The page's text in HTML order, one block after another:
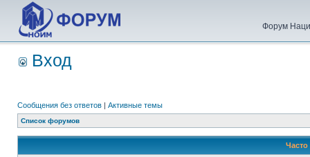
Форум
Вход
Сообщения без ответов | Активные темы
Список форумов